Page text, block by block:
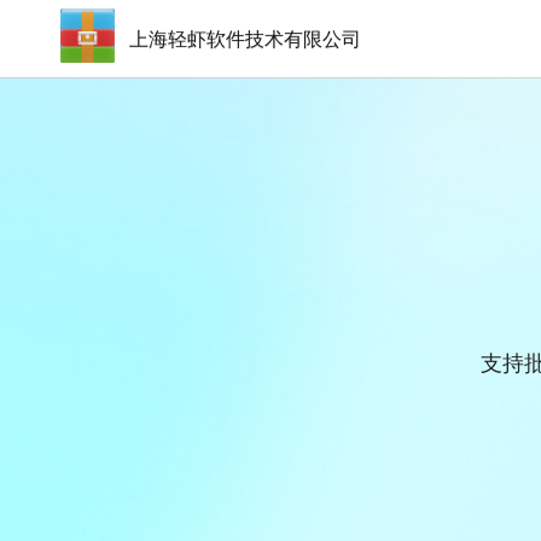
上海轻虾软件技术有限公司
支持